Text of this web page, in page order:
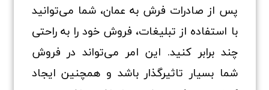
پس از صادرات فرش به عمان، شما می‌توانید
با استفاده از تبلیغات، فروش خود را به راحتی
چند برابر کنید. این امر می‌تواند در فروش
شما بسیار تاثیرگذار باشد و همچنین ایجاد